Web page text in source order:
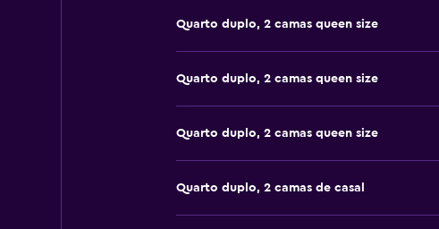
Quarto duplo, 2 camas queen size
Quarto duplo, 2 camas queen size
Quarto duplo, 2 camas queen size
Quarto duplo, 2 camas de casal